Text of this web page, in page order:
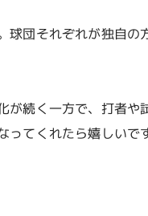
団それぞれが独自
続く一方で、打者
てくれたら嬉しいで